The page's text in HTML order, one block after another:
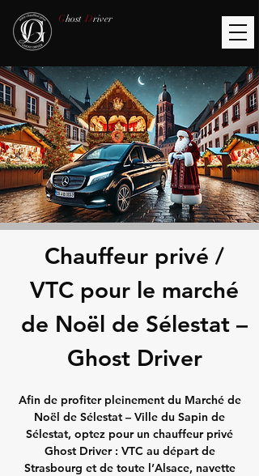
Ghost Driver
Chauffeur privé /
VTC pour le marché
de Noël de Sélestat –
Ghost Driver
Afin de profiter pleinement du Marché de
Noël de Sélestat – Ville du Sapin de
Sélestat, optez pour un chauffeur privé
Ghost Driver : VTC au départ de
Strasbourg et de toute l’Alsace, navette